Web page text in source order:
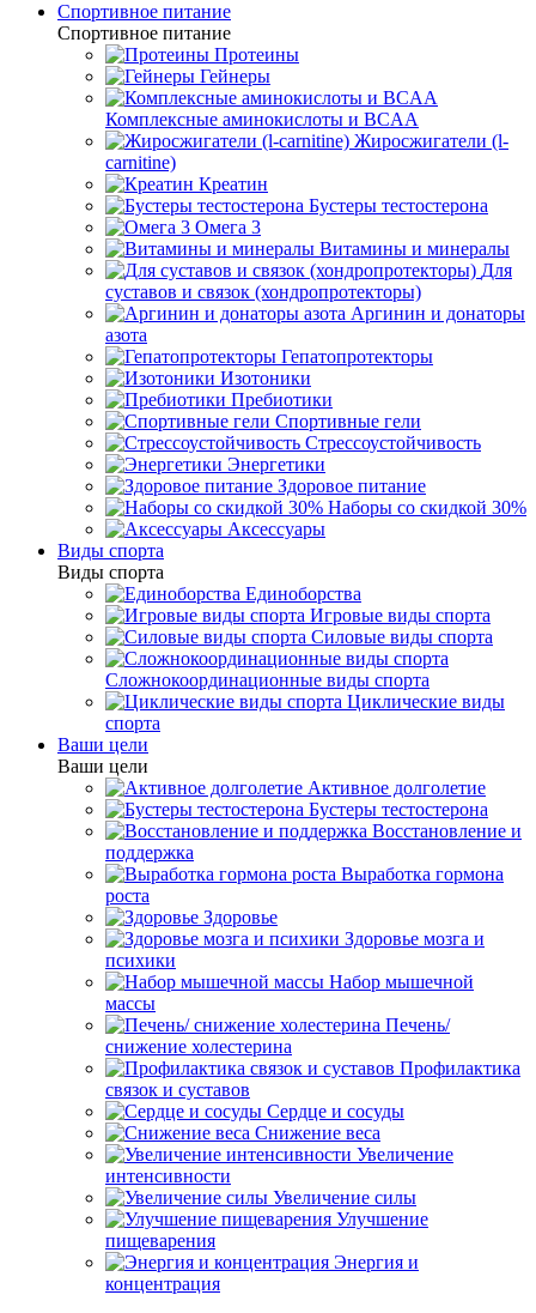
Спортивное питание
Спортивное питание
Протеины
Гейнеры
Комплексные аминокислоты и BCAA
Жиросжигатели (l-
carnitine)
Креатин
Бустеры тестостерона
Омега 3
Витамины и минералы
Для
суставов и связок (хондропротекторы)
Аргинин и донаторы
азота
Гепатопротекторы
Изотоники
Пребиотики
Спортивные гели
Стрессоустойчивость
Энергетики
Здоровое питание
Наборы со скидкой 30%
Аксессуары
Виды спорта
Виды спорта
Единоборства
Игровые виды спорта
Силовые виды спорта
Сложнокоординационные виды спорта
Циклические виды
спорта
Ваши цели
Ваши цели
Активное долголетие
Бустеры тестостерона
Восстановление и
поддержка
Выработка гормона
роста
Здоровье
Здоровье мозга и
психики
Набор мышечной
массы
Печень/
снижение холестерина
Профилактика
связок и суставов
Сердце и сосуды
Снижение веса
Увеличение
интенсивности
Увеличение силы
Улучшение
пищеварения
Энергия и
концентрация